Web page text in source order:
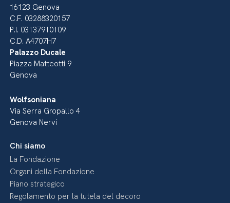
16123 Genova
C.F. 03288320157
P.I. 03137910109
C.D. A4707H7
Palazzo Ducale
Piazza Matteotti 9
Genova
Wolfsoniana
Via Serra Gropallo 4
Genova Nervi
Chi siamo
La Fondazione
Organi della Fondazione
Piano strategico
Regolamento per la tutela del decoro